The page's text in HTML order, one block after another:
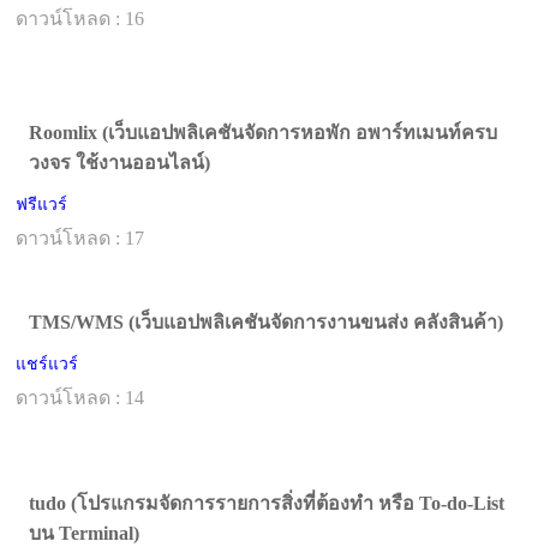
ดาวน์โหลด : 16
Roomlix (เว็บแอปพลิเคชันจัดการหอพัก อพาร์ทเมนท์ครบ
วงจร ใช้งานออนไลน์)
ฟรีแวร์
ดาวน์โหลด : 17
TMS/WMS (เว็บแอปพลิเคชันจัดการงานขนส่ง คลังสินค้า)
แชร์แวร์
ดาวน์โหลด : 14
tudo (โปรแกรมจัดการรายการสิ่งที่ต้องทำ หรือ To-do-List
บน Terminal)